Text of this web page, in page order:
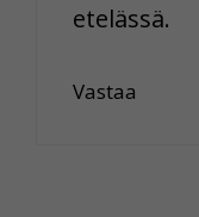
etelässä.
Vastaa